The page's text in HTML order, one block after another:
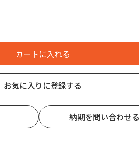
お気に入りに登録する
納期を問い合わせる